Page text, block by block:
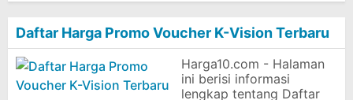
Daftar Harga Promo Voucher K-Vision Terbaru
Harga10.com - Halaman
ini berisi informasi
lengkap tentang Daftar